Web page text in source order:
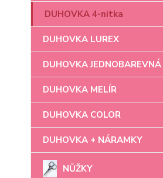
DUHOVKA 4-nitka
DUHOVKA LUREX
DUHOVKA JEDNOBAREVNÁ
DUHOVKA MELÍR
DUHOVKA COLOR
DUHOVKA + NÁRAMKY
NŮŽKY